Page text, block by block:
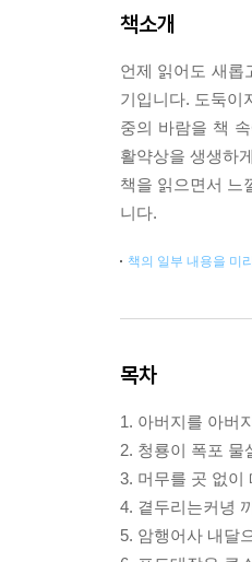
책소개
언제 읽어도 새롭
기입니다. 도둑이
중의 바람을 책
활약상을 생생하
책을 읽으면서 느
니다.
책의 일부 내용을 미
목차
1. 아버지를 아버
2. 청룡이 폭포 물
3. 머무를 곳 없이
4. 곁두리는커녕
5. 암행어사 내달